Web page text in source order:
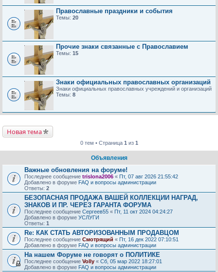
Православные праздники и события
Темы: 20
Прочие знаки связанные с Православием
Темы: 15
Знаки официальных православных организаций
Знаки официальных православных учреждений и организаций
Темы: 8
Новая тема
0 тем • Страница 1 из 1
Объявления
Важные обновления на форуме!
Последнее сообщение trislona2006 « Пт, 07 авг 2026 21:55:42
Добавлено в форуме FAQ и вопросы администрации
Ответы: 2
БЕЗОПАСНАЯ ПРОДАЖА ВАШЕЙ КОЛЛЕКЦИИ НАГРАД,
ЗНАКОВ И ПР. ЧЕРЕЗ ГАРАНТА ФОРУМА
Последнее сообщение Сергеев55 « Пт, 11 окт 2024 04:24:27
Добавлено в форуме УСЛУГИ
Ответы: 1
Re: КАК СТАТЬ АВТОРИЗОВАННЫМ ПРОДАВЦОМ
Последнее сообщение Смотрящий « Пт, 16 дек 2022 07:10:51
Добавлено в форуме FAQ и вопросы администрации
На нашем Форуме не говорят о ПОЛИТИКЕ
Последнее сообщение Volly « Сб, 05 мар 2022 18:27:01
Добавлено в форуме FAQ и вопросы администрации